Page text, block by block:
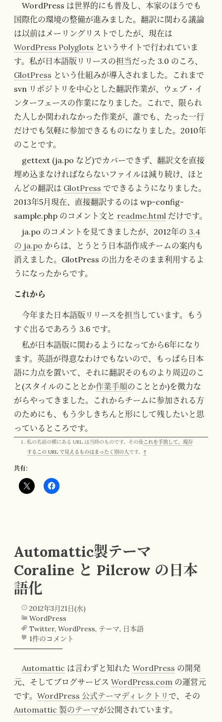
WordPress は世界的にも普及し、本家のほうでも
国際化の環境の整備が進みました。翻訳に関わる議論
は以前はメーリングリストでしたが、現在は
WordPress Polyglots というサイトで行われていま
す。私が日本語版リリースの担当だった 3.0 のころ、
GlotPress という仕組みが導入されました。これまで
svn リポジトリを中心とした翻訳作業が、ウェブ・イ
ンターフェースの作業になりました。これで、限られ
た人しか関われなかった作業が、誰でも、たった一行
だけでも気軽に参加できるものになりました。2010年
のことです。
gettext (ja.po など)でカバーできず、翻訳文を直接
埋め込まなければならないファイルは減り続け、ほと
んどの翻訳は GlotPress でできるようになりました。
2013年5月現在、直接翻訳するのは wp-config-
sample.php のコメント文と readme.html だけです。
ja.po のコメントを見てきましたが、2012年の 3.4
の ja.po からは、とうとう日本語作成チームの案内も
消えました。GlotPress の出力をそのまま利用するよ
うになったからです。
これから
今年また日本語版リリースを担当しています。もう
すぐ出るであろう 3.6 です。
私が日本語版に関わるようになってから6年になり
ます。英語が得意なわけでもないので、もっぱら日本
語に力点を置いて、それに翻訳そのものより周辺のこ
と(スタイルのこととか作業手順のこととか)を微力な
がらやってきました。これからチームに参加される方
のためにも、もう少しきちんと形にして残したいと思
っているところです。
私の名前の横にある URL は当時のものです。その後これを手放して、現存
するこの URL で見えるものはまったく別の人です。 ↑
共有:
Automattic製テーマ
Coraline と Pilcrow の日本
語化
2012年3月21日(水)
WordPress
Twitter, WordPress, テーマ, 日本語
1件のコメント
Automattic は言わずと知れた WordPress の開発
元、そしてブログサービス WordPress.com の運営元
です。 WordPress 公式テーマディレクトリ で、その
Automattic 製のテーマが公開されています。